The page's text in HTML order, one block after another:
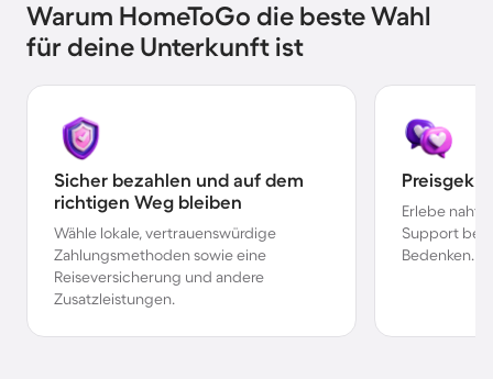
Warum HomeToGo die beste Wahl
für deine Unterkunft ist
Sicher bezahlen und auf dem
richtigen Weg bleiben
Wähle lokale, vertrauenswürdige
Zahlungsmethoden sowie eine
Reiseversicherung und andere
Zusatzleistungen.
Erlebe
Support bei
Bedenken.